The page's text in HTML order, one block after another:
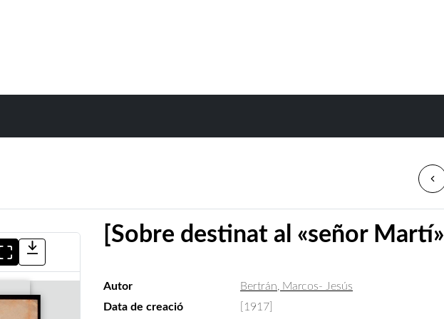
[Sobre destinat al «señor Martí»]
Autor
Bertrán, Marcos- Jesús
Data de creació
[1917]